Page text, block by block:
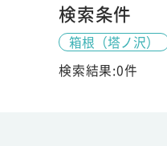
検索条件
箱根（塔ノ沢）
検索結果:0件